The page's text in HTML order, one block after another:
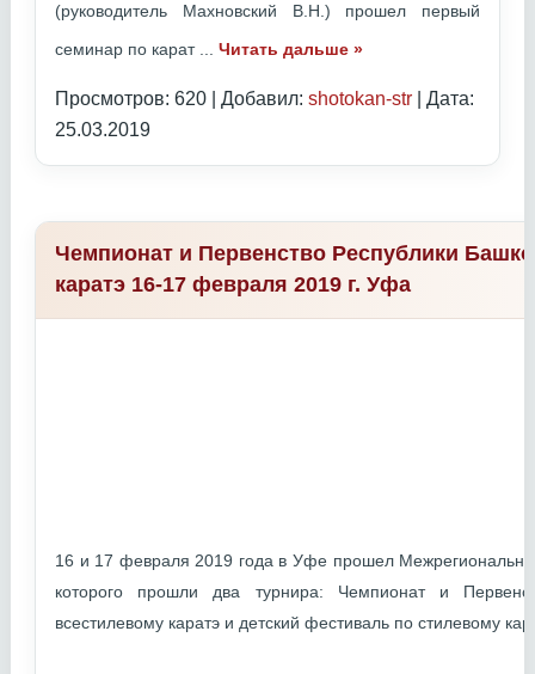
(руководитель Махновский В.Н.) прошел первый
семинар по карат
Читать дальше »
Просмотров: 620 | Добавил: shotokan-str | Дата:
25.03.2019
Чемпионат и Первенство Республики
каратэ 16-17 февраля 2019 г. Уфа
16 и 17 февраля 2019 года в Уфе прошел
которого прошли два турнира: Чемпионат и
всестилевому каратэ и детский фестиваль по стилевому